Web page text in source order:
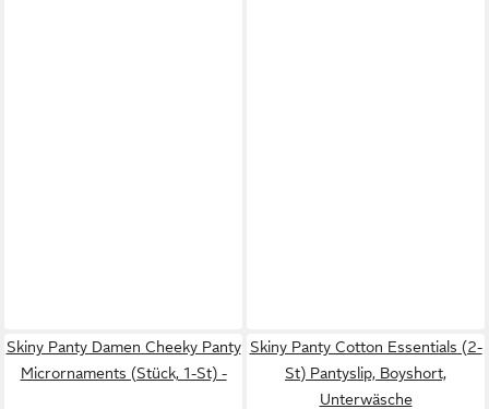
Skiny Panty Damen Cheeky Panty
Micrornaments (Stück, 1-St) -
Skiny Panty Cotton Essentials (2-
St) Pantyslip, Boyshort,
Unterwäsche